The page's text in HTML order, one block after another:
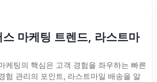
마케팅 트렌드, 라스트마
케팅의 핵심은 고객 경험을 좌우하는 빠른
험 관리의 포인트, 라스트마일 배송을 알